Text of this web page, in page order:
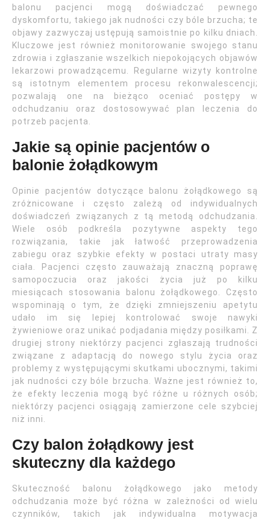
balonu pacjenci mogą doświadczać pewnego
dyskomfortu, takiego jak nudności czy bóle brzucha; te
objawy zazwyczaj ustępują samoistnie po kilku dniach.
Kluczowe jest również monitorowanie swojego stanu
zdrowia i zgłaszanie wszelkich niepokojących objawów
lekarzowi prowadzącemu. Regularne wizyty kontrolne
są istotnym elementem procesu rekonwalescencji;
pozwalają one na bieżąco oceniać postępy w
odchudzaniu oraz dostosowywać plan leczenia do
potrzeb pacjenta.
Jakie są opinie pacjentów o
balonie żołądkowym
Opinie pacjentów dotyczące balonu żołądkowego są
zróżnicowane i często zależą od indywidualnych
doświadczeń związanych z tą metodą odchudzania.
Wiele osób podkreśla pozytywne aspekty tego
rozwiązania, takie jak łatwość przeprowadzenia
zabiegu oraz szybkie efekty w postaci utraty masy
ciała. Pacjenci często zauważają znaczną poprawę
samopoczucia oraz jakości życia już po kilku
miesiącach stosowania balonu żołądkowego. Często
wspominają o tym, że dzięki zmniejszeniu apetytu
udało im się lepiej kontrolować swoje nawyki
żywieniowe oraz unikać podjadania między posiłkami. Z
drugiej strony niektórzy pacjenci zgłaszają trudności
związane z adaptacją do nowego stylu życia oraz
problemy z występującymi skutkami ubocznymi, takimi
jak nudności czy bóle brzucha. Ważne jest również to,
że efekty leczenia mogą być różne u różnych osób;
niektórzy pacjenci osiągają zamierzone cele szybciej
niż inni.
Czy balon żołądkowy jest
skuteczny dla każdego
Skuteczność balonu żołądkowego jako metody
odchudzania może być różna w zależności od wielu
czynników, takich jak indywidualna motywacja